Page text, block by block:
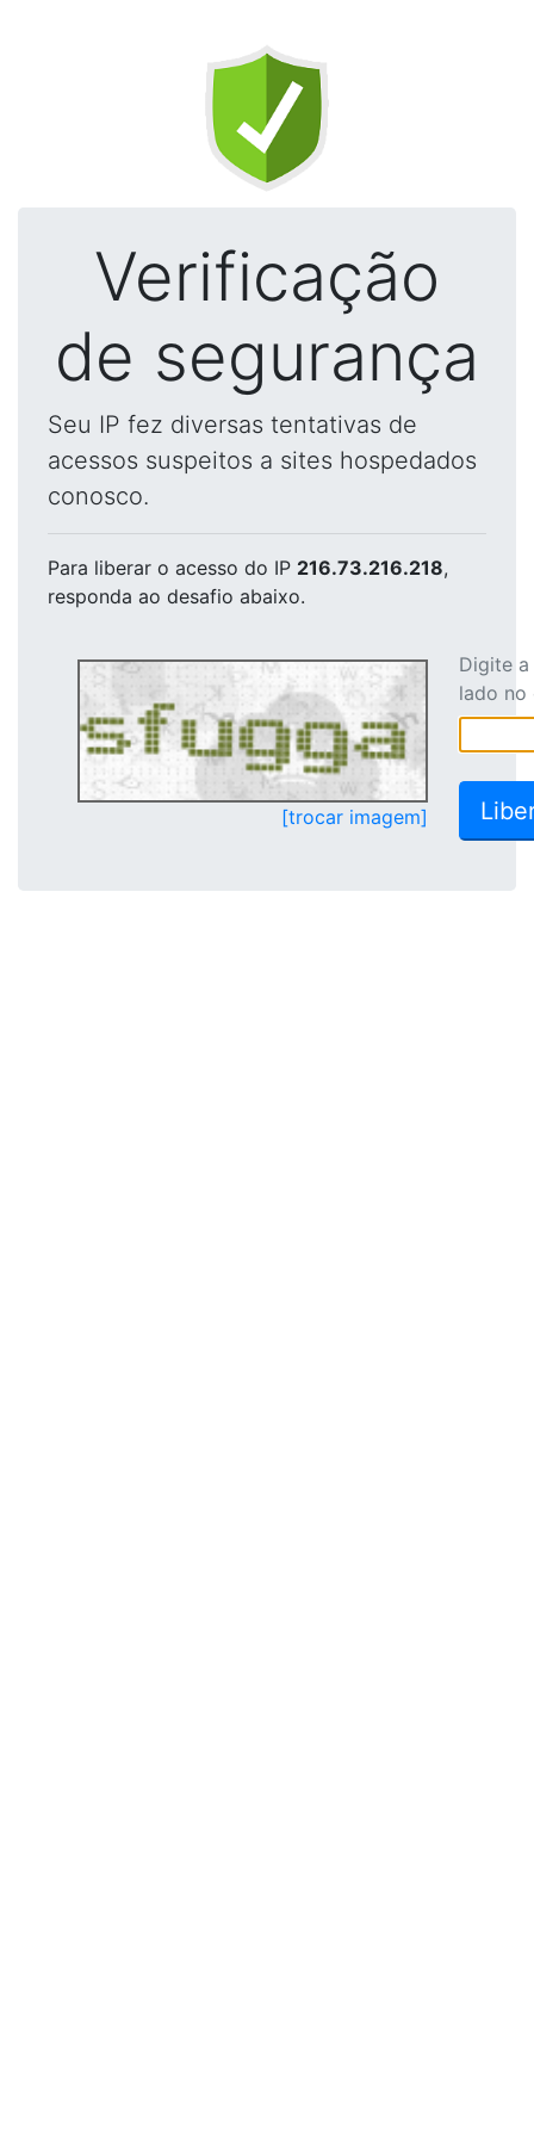
Verificação
de segurança
Seu IP fez diversas tentativas de
acessos suspeitos a sites hospedados
conosco.
Para liberar o acesso do IP 216.73.216.218,
responda ao desafio abaixo.
[trocar imagem]
Digite
lado no